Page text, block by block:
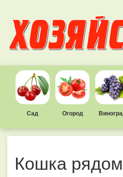
Сад Огород
Кошка